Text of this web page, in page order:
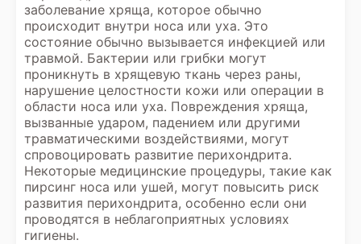
заболевание хряща, которое обычно
происходит внутри носа или уха. Это
состояние обычно вызывается инфекцией или
травмой. Бактерии или грибки могут
проникнуть в хрящевую ткань через раны,
нарушение целостности кожи или операции в
области носа или уха. Повреждения хряща,
вызванные ударом, падением или другими
травматическими воздействиями, могут
спровоцировать развитие перихондрита.
Некоторые медицинские процедуры, такие как
пирсинг носа или ушей, могут повысить риск
развития перихондрита, особенно если они
проводятся в неблагоприятных условиях
гигиены.